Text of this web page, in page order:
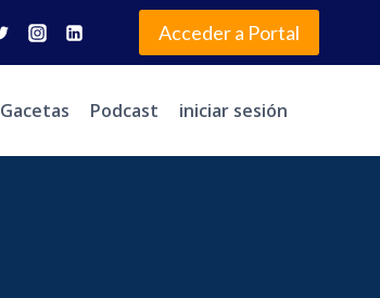
Acceder a Portal
Gacetas Podcast iniciar sesión